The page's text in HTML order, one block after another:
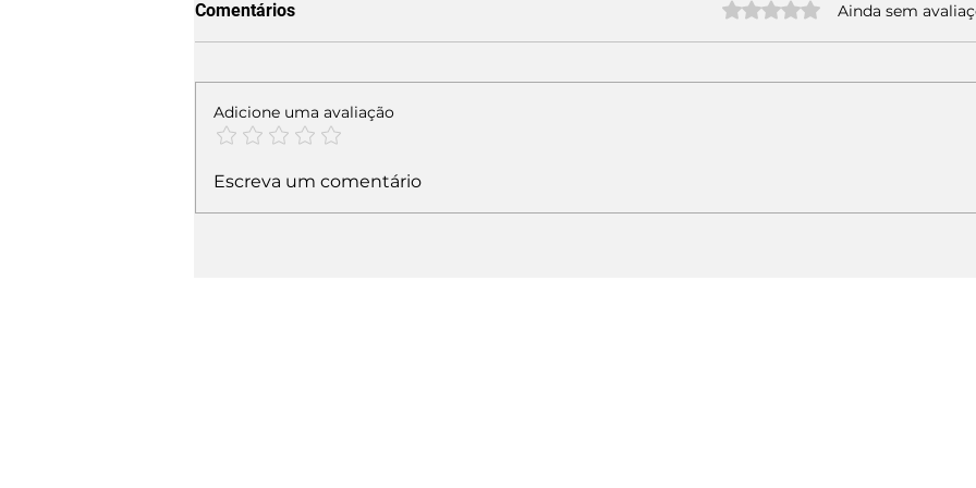
Comentários Avaliado com 0 de 5 estrelas.
Ainda sem
Adicione uma avaliação
Escreva um comentário